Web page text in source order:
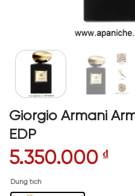
Giorgio Armani
EDP
5.350.000 ₫
Dung tích